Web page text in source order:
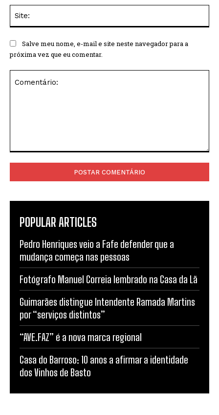
Salve meu nome, e-mail e site neste navegador para a
próxima vez que eu comentar.
POPULAR ARTICLES
Pedro Henriques veio a Fafe defender que a
mudança começa nas pessoas
Fotógrafo Manuel Correia lembrado na Casa da Lã
Guimarães distingue Intendente Ramada Martins
por “serviços distintos”
“AVE.FAZ” é a nova marca regional
Casa do Barroso: 10 anos a afirmar a identidade
dos Vinhos de Basto